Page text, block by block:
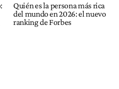
Quién es la persona más rica
del mundo en 2026: el nuevo
ranking de Forbes